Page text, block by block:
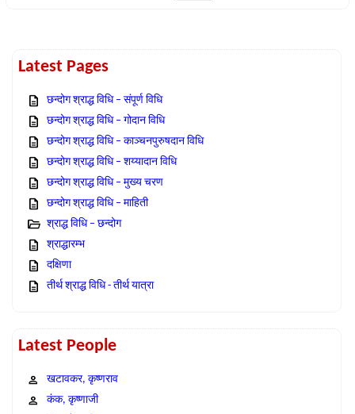
Latest Pages
छन्दोग श्राद्ध विधि – संपूर्ण विधि
छन्दोग श्राद्ध विधि – गोदान विधि
छन्दोग श्राद्ध विधि – काञ्चनपुरुषदान विधि
छन्दोग श्राद्ध विधि – शय्यादान विधि
छन्दोग श्राद्ध विधि – मुख्य चरण
छन्दोग श्राद्ध विधि – माहिती
श्राद्ध विधि – छन्दोग
श्राद्धारम्भ
दक्षिणा
तीर्थ श्राद्ध विधि - तीर्थ यात्रा
Latest People
खटावकर, कृष्णराव
कंक, कृष्णाजी